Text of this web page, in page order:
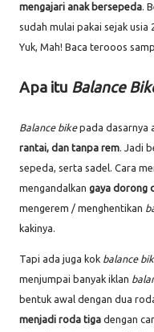
mengajari anak bersepeda.
sudah mulai pakai sejak usia
Yuk, Mah! Baca terooos
Apa itu Balance
Balance bikepada dasarnya
rantai, dan tanpa rem. Jadi
sepeda, serta sadel. Cara
mengandalkan gaya dorong
mengerem / menghentikan
kakinya.
Tapi ada juga kok balance
menjumpai banyak iklan
bentuk awal dengan dua
menjadi roda tiga dengan